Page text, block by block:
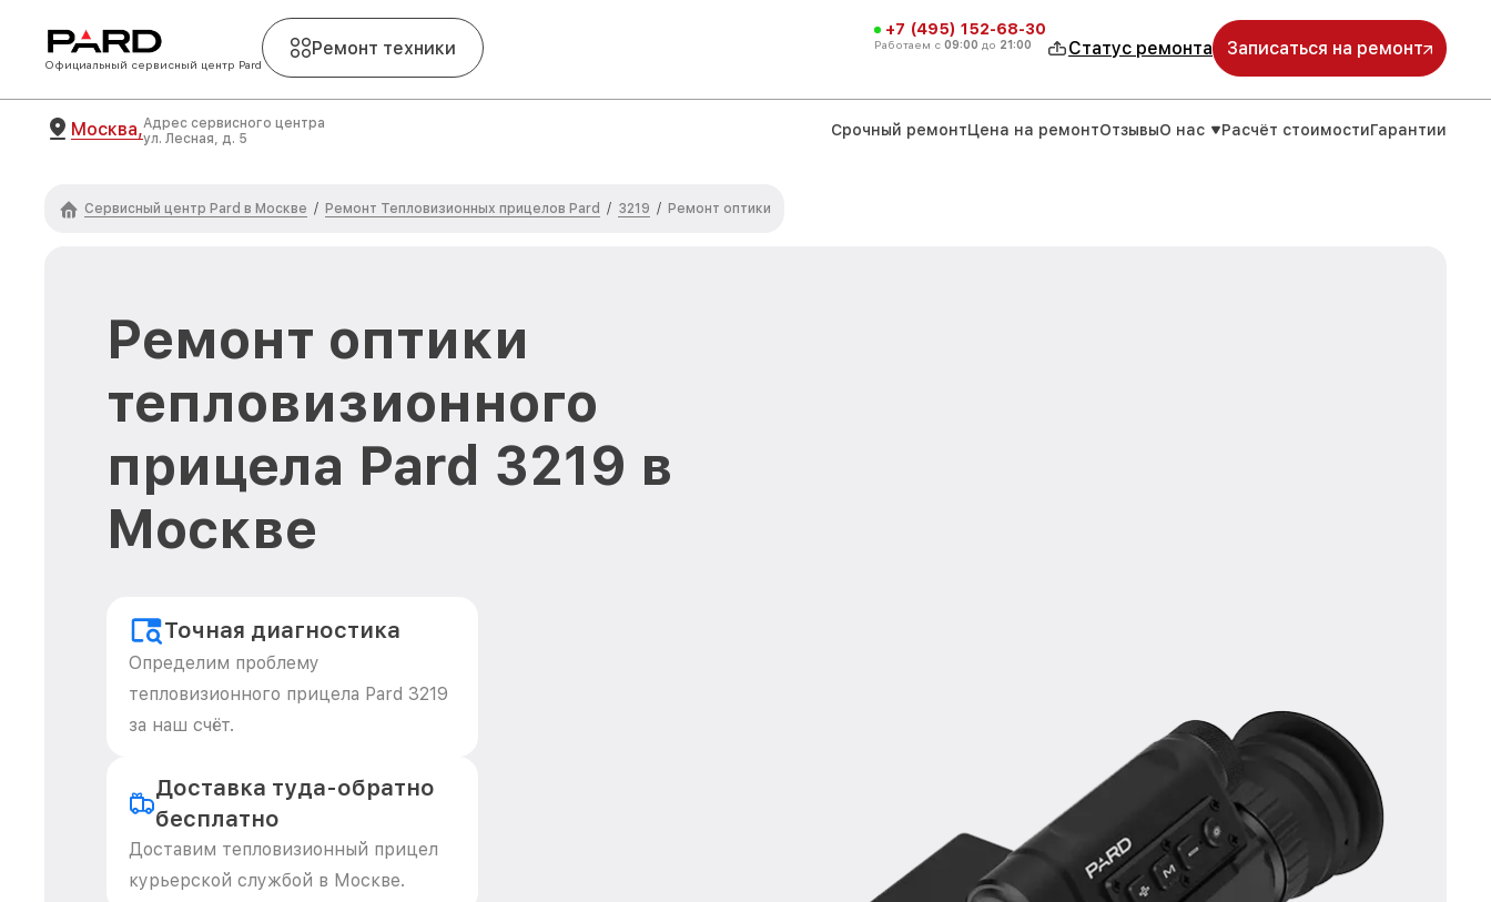
Официальный сервисный центр Pard
Ремонт техники
+7 (495) 152-68-30
Работаем с 09:00 до 21:00 Статус ремонта Записаться на ремонт
Москва,Адрес сервисного центра
ул. Лесная, д. 5
Срочный ремонтЦена на ремонтОтзывыО нас Расчёт стоимостиГарантии
Сервисный центр Pard в Москве / Ремонт Тепловизионных прицелов Pard / 3219 / Ремонт оптики
Ремонт оптики
тепловизионного
прицела Pard 3219 в
Москве
Точная диагностика
Определим проблему
тепловизионного прицела Pard 3219
за наш счёт.
Доставка туда-обратно
бесплатно
Доставим тепловизионный прицел
курьерской службой в Москве.